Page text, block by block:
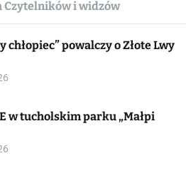
l
c
Czytelników i widzów
chłopiec” powalczy o Złote Lwy
w tucholskim parku „Małpi